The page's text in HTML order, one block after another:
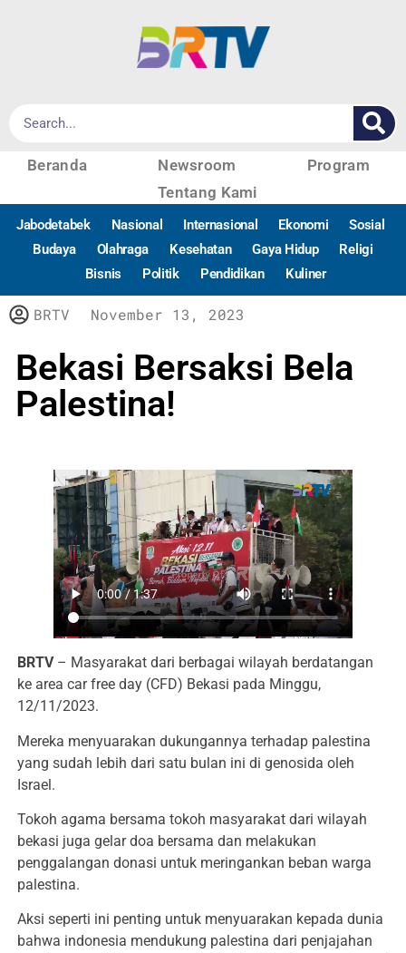
Beranda Newsroom
Program
Tentang Kami
Jabodetabek Nasional Internasional Ekonomi
Sosial
Budaya
Olahraga Kesehatan Gaya Hidup
Religi
Bisnis
Politik Pendidikan Kuliner
BRTV November 13, 2023
Bekasi Bersaksi Bela
Palestina!
BRTV– Masyarakat dari berbagai wilayah berdatangan
ke area car free day (CFD) Bekasi pada Minggu,
12/11/2023.
Mereka menyuarakan dukungannya terhadap palestina
yang sudah lebih dari satu bulan ini di genosida oleh
Israel.
Tokoh agama bersama tokoh masyarakat dari wilayah
bekasi juga gelar doa bersama dan melakukan
penggalangan donasi untuk meringankan beban warga
palestina.
Aksi seperti ini penting untuk menyuarakan kepada dunia
bahwa indonesia mendukung palestina dari penjajahan